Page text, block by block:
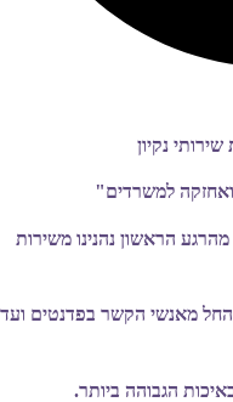
נקיון
ואחזקה למשרדים"
הראשון נהנינו משירות
מאנשי הקשר בפדנטים ועד
הגבוהה ביותר.